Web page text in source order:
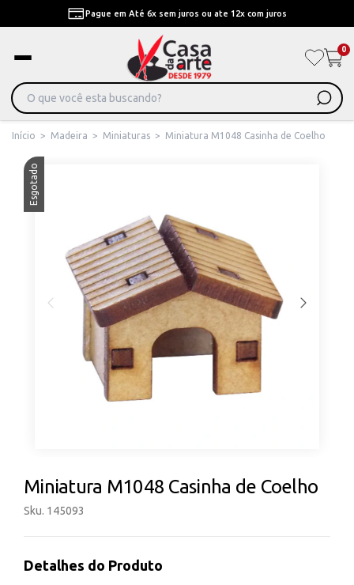
Pague em Até 6x sem juros ou ate 12x com juros
0
Início > Madeira > Miniaturas > Miniatura M1048 Casinha de Coelho
Esgotado
Miniatura M1048 Casinha de Coelho
Sku. 145093
Detalhes do Produto